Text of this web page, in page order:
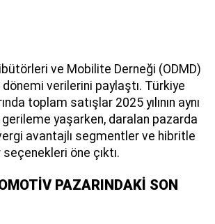
ve Mobilite Derneği (ODMD)
verilerini paylaştı. Türkiye
toplam satışlar 2025 yılının aynı
yaşarken, daralan pazarda
avantajlı segmentler ve hibritle
öne çıktı.
PAZARINDAKİ SON